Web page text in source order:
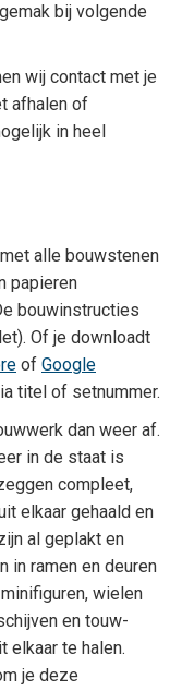
bij volgende
wij contact met je
afhalen of
in heel
alle bouwstenen
papieren
bouwinstructies
Of je downloadt
of Google
titel of setnummer.
dan weer af.
in de staat is
compleet,
elkaar gehaald en
al geplakt en
in ramen en deuren
wielen
en touw-
elkaar te halen.
je deze